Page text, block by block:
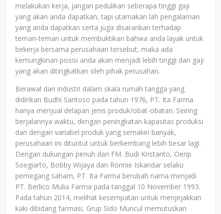
melakukan kerja, jangan pedulikan seberapa tinggi gaji
yang akan anda dapatkan, tapi utamakan lah pengalaman
yang anda dapatkan serta juga disarankan terhadap
teman-teman untuk membuktikan bahwa anda layak untuk
bekerja bersama perusahaan tersebut, maka ada
kemungkinan posisi anda akan menjadi lebih tinggi dan gaji
yang akan ditingkatkan oleh pihak perusahan.
Berawal dari industri dalam skala rumah tangga yang
didirikan Budhi Santoso pada tahun 1976, PT. Ita Farma
hanya menjual delapan jenis produk/obat-obatan. Seiring
berjalannya waktu, dengan peningkatan kapasitas produksi
dan dengan variabel produk yang semakin banyak,
perusahaan ini dituntut untuk berkembang lebih besar lagi.
Dengan dukungan penuh dari FM. Budi Kristanto, Oerip
Soegiarto, Bobby Wijaya dan Ronnie Iskandar selaku
pemegang saham, PT. Ita Farma berubah nama menjadi
PT. Berlico Mulia Farma pada tanggal 10 November 1993.
Pada tahun 2014, melihat kesempatan untuk menjejakkan
kaki dibidang farmasi, Grup Sido Muncul memutuskan